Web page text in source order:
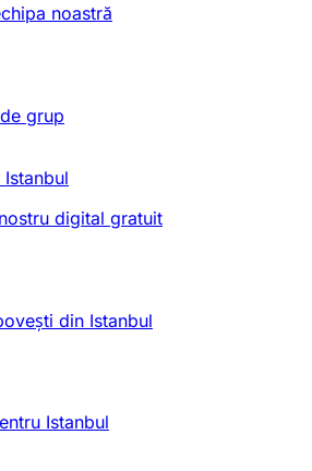
noastră
grup
digital gratuit
din Istanbul
Istanbul